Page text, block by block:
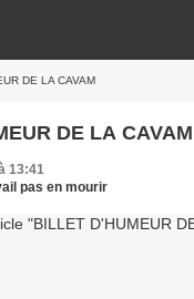
DE LA CAVAM
DE LA CAVAM
13:41
pas en mourir